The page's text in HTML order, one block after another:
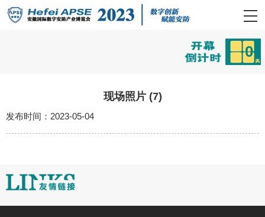
0
现场照片 (7)
发布时间：2023-05-04